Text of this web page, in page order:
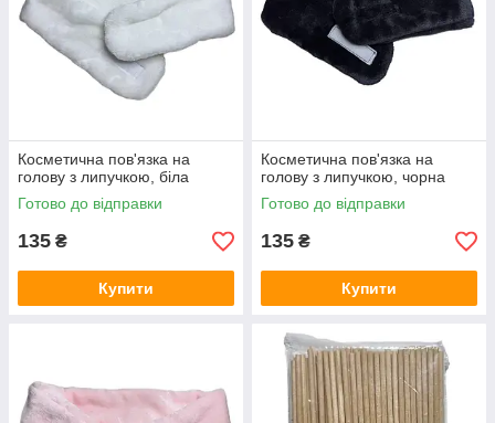
Косметична пов'язка на
голову з липучкою, біла
Готово до відправки
135 ₴
Купити
Косметична пов'язка на
голову з липучкою, чорна
Готово до відправки
135 ₴
Купити